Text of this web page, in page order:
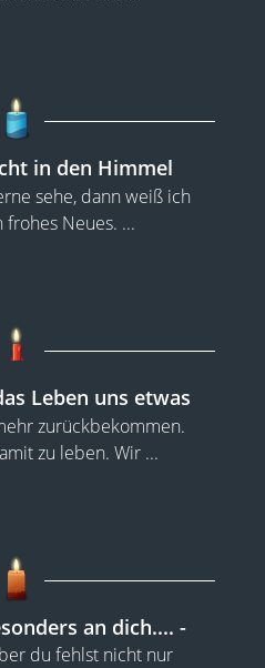
in den Himmel
sehe, dann weiß ich
frohes Neues. ...
Leben uns etwas
zurückbekommen.
zu leben. Wir ...
an dich....
du fehlst nicht nur